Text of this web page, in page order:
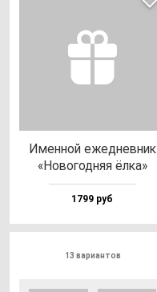
Имен­ной ежед­нев­ник
«Ново­год­няя ёл­ка»
1799 руб
13 вариантов